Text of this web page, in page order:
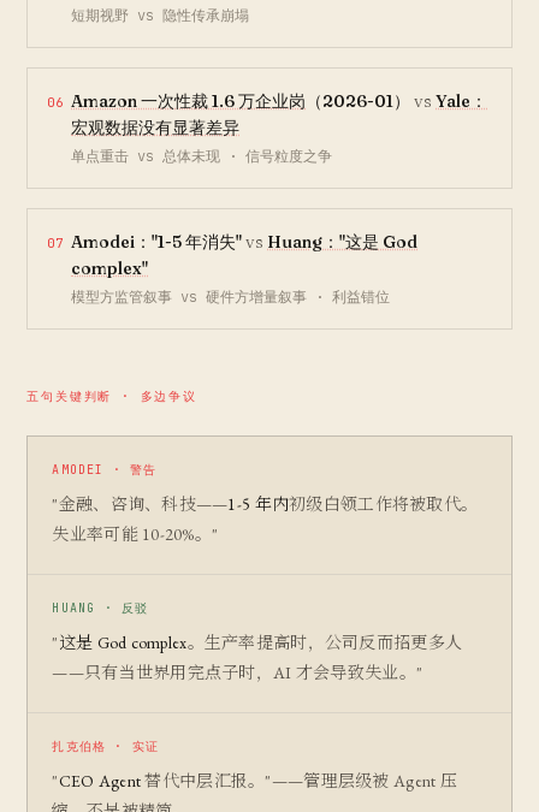
短期视野 vs 隐性传承崩塌
06 Amazon 一次性裁 1.6 万企业岗 （2026-01） vsYale：
宏观数据没有显著差异
单点重击 vs 总体未现 · 信号粒度之争
07 Amodei："1-5 年消失"vs Huang："这是 God
complex"
模型方监管叙事 vs 硬件方增量叙事 · 利益错位
五句关键判断 · 多边争议
AMODEI · 警告
"金融、咨询、科技——1-5 年内初级白领工作将被取代。
失业率可能 10-20%。"
HUANG · 反驳
"这是 God complex。生产率提高时，公司反而招更多人
——只有当世界用完点子时，AI 才会导致失业。"
扎克伯格 · 实证
"CEO Agent替代中层汇报。"——管理层级被 Agent 压